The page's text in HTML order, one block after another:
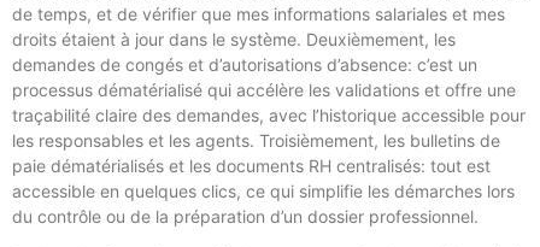
de temps, et de vérifier que mes informations salariales et mes
droits étaient à jour dans le système. Deuxièmement, les
demandes de congés et d’autorisations d’absence: c’est un
processus dématérialisé qui accélère les validations et offre une
traçabilité claire des demandes, avec l’historique accessible pour
les responsables et les agents. Troisièmement, les bulletins de
paie dématérialisés et les documents RH centralisés: tout est
accessible en quelques clics, ce qui simplifie les démarches lors
du contrôle ou de la préparation d’un dossier professionnel.